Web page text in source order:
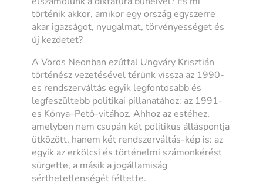
történik akkor, amikor egy ország egyszerre
akar igazságot, nyugalmat, törvényességet és
új kezdetet?
A Vörös Neonban ezúttal Ungváry Krisztián
történész vezetésével térünk vissza az 1990-
es rendszerváltás egyik legfontosabb és
legfeszültebb politikai pillanatához: az 1991-
es Kónya–Pető-vitához. Ahhoz az estéhez,
amelyben nem csupán két politikus álláspontja
ütközött, hanem két rendszerváltás-kép is: az
egyik az erkölcsi és történelmi számonkérést
sürgette, a másik a jogállamiság
sérthetetlenségét féltette.